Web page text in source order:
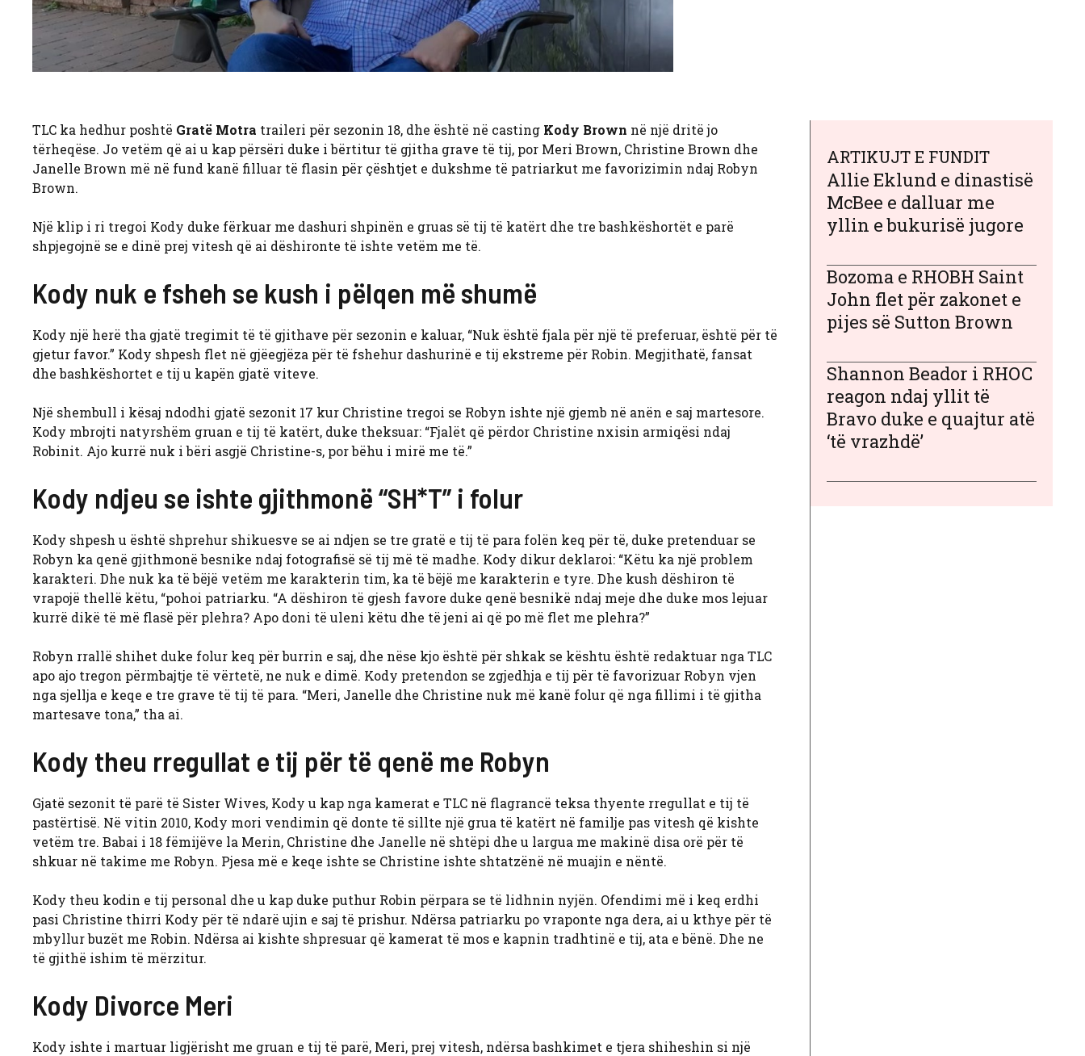
TLC ka hedhur poshtë Gratë Motra traileri për sezonin 18, dhe është në casting Kody Brown në një dritë jo
tërheqëse. Jo vetëm që ai u kap përsëri duke i bërtitur të gjitha grave të tij, por Meri Brown, Christine Brown dhe
Janelle Brown më në fund kanë filluar të flasin për çështjet e dukshme të patriarkut me favorizimin ndaj Robyn
Brown.
Një klip i ri tregoi Kody duke fërkuar me dashuri shpinën e gruas së tij të katërt dhe tre bashkëshortët e parë
shpjegojnë se e dinë prej vitesh që ai dëshironte të ishte vetëm me të.
Kody nuk e fsheh se kush i pëlqen më shumë
Kody një herë tha gjatë tregimit të të gjithave për sezonin e kaluar, “Nuk është fjala për një të preferuar, është për të
gjetur favor.” Kody shpesh flet në gjëegjëza për të fshehur dashurinë e tij ekstreme për Robin. Megjithatë, fansat
dhe bashkëshortet e tij u kapën gjatë viteve.
Një shembull i kësaj ndodhi gjatë sezonit 17 kur Christine tregoi se Robyn ishte një gjemb në anën e saj martesore.
Kody mbrojti natyrshëm gruan e tij të katërt, duke theksuar: “Fjalët që përdor Christine nxisin armiqësi ndaj
Robinit. Ajo kurrë nuk i bëri asgjë Christine-s, por bëhu i mirë me të.”
Kody ndjeu se ishte gjithmonë “SH*T” i folur
Kody shpesh u është shprehur shikuesve se ai ndjen se tre gratë e tij të para folën keq për të, duke pretenduar se
Robyn ka qenë gjithmonë besnike ndaj fotografisë së tij më të madhe. Kody dikur deklaroi: “Këtu ka një problem
karakteri. Dhe nuk ka të bëjë vetëm me karakterin tim, ka të bëjë me karakterin e tyre. Dhe kush dëshiron të
vrapojë thellë këtu, “pohoi patriarku. “A dëshiron të gjesh favore duke qenë besnikë ndaj meje dhe duke mos lejuar
kurrë dikë të më flasë për plehra? Apo doni të uleni këtu dhe të jeni ai që po më flet me plehra?”
Robyn rrallë shihet duke folur keq për burrin e saj, dhe nëse kjo është për shkak se kështu është redaktuar nga TLC
apo ajo tregon përmbajtje të vërtetë, ne nuk e dimë. Kody pretendon se zgjedhja e tij për të favorizuar Robyn vjen
nga sjellja e keqe e tre grave të tij të para. “Meri, Janelle dhe Christine nuk më kanë folur që nga fillimi i të gjitha
martesave tona,” tha ai.
Kody theu rregullat e tij për të qenë me Robyn
Gjatë sezonit të parë të Sister Wives, Kody u kap nga kamerat e TLC në flagrancë teksa thyente rregullat e tij të
pastërtisë. Në vitin 2010, Kody mori vendimin që donte të sillte një grua të katërt në familje pas vitesh që kishte
vetëm tre. Babai i 18 fëmijëve la Merin, Christine dhe Janelle në shtëpi dhe u largua me makinë disa orë për të
shkuar në takime me Robyn. Pjesa më e keqe ishte se Christine ishte shtatzënë në muajin e nëntë.
Kody theu kodin e tij personal dhe u kap duke puthur Robin përpara se të lidhnin nyjën. Ofendimi më i keq erdhi
pasi Christine thirri Kody për të ndarë ujin e saj të prishur. Ndërsa patriarku po vraponte nga dera, ai u kthye për të
mbyllur buzët me Robin. Ndërsa ai kishte shpresuar që kamerat të mos e kapnin tradhtinë e tij, ata e bënë. Dhe ne
të gjithë ishim të mërzitur.
Kody Divorce Meri
Kody ishte i martuar ligjërisht me gruan e tij të parë, Meri, prej vitesh, ndërsa bashkimet e tjera shiheshin si një
ARTIKUJT E FUNDIT
Allie Eklund e dinastisë
McBee e dalluar me
yllin e bukurisë jugore
Bozoma e RHOBH Saint
John flet për zakonet e
pijes së Sutton Brown
Shannon Beador i RHOC
reagon ndaj yllit të
Bravo duke e quajtur atë
‘të vrazhdë’